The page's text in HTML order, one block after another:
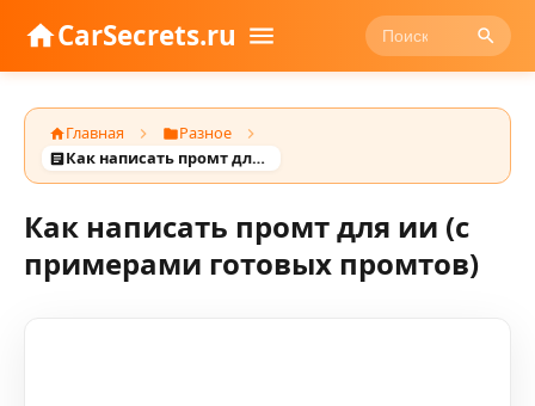
CarSecrets.ru
Главная
Разное
Как написать промт для ии (с примерами готовых промтов)
Как написать промт для ии (с
примерами готовых промтов)